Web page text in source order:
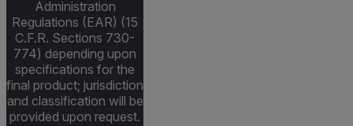
Administration
Regulations (EAR) (15
C.F.R. Sections 730-
774) depending upon
specifications for the
final product; jurisdiction
and classification will be
provided upon request.